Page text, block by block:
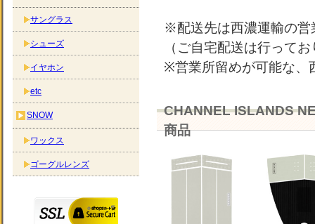
※配送先は西濃運輸の営
（ご自宅配送は行って
※営業所留めが可能な、
CHANNEL ISLANDS
商品
サングラス
シューズ
イヤホン
etc
SNOW
ワックス
ゴーグルレンズ